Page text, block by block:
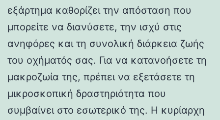
εξάρτημα καθορίζει την απόσταση που
μπορείτε να διανύσετε, την ισχύ στις
ανηφόρες και τη συνολική διάρκεια ζωής
του οχήματός σας. Για να κατανοήσετε τη
μακροζωία της, πρέπει να εξετάσετε τη
μικροσκοπική δραστηριότητα που
συμβαίνει στο εσωτερικό της. Η κυρίαρχη